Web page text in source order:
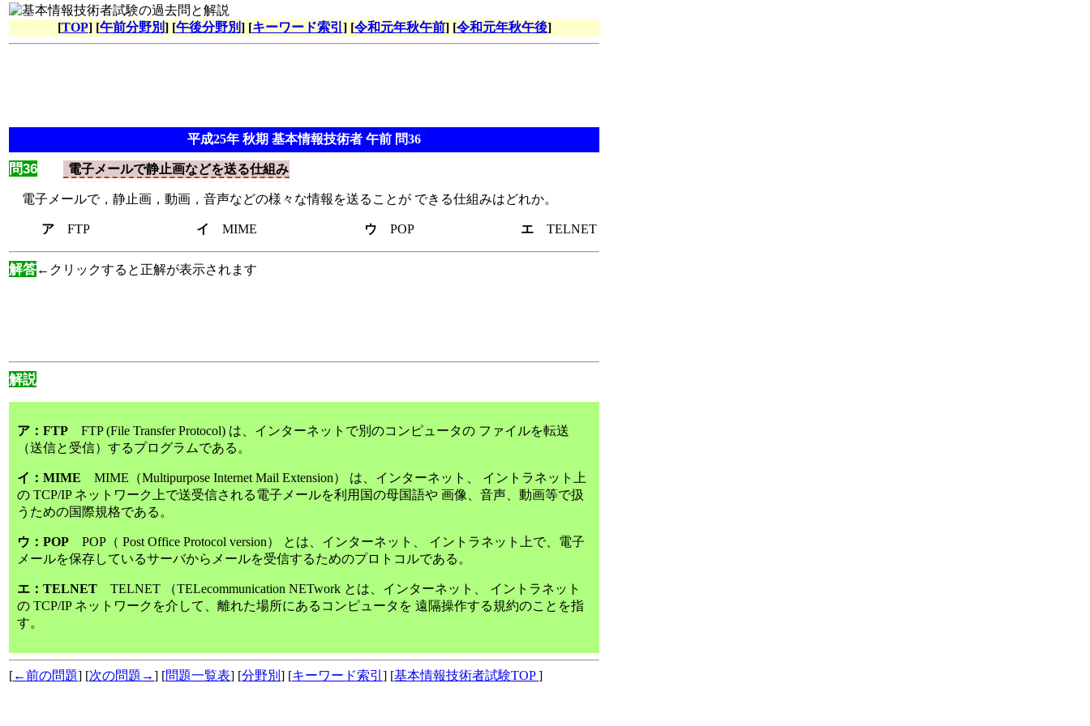
[TOP] [午前分野別] [午後分野別] [キーワード索引 ] [令和元年秋午前] [令和元年秋午後]
平成25年 秋期 基本情報技術者 午前 問36
問36 電子メールで静止画などを送る仕組み
電子メールで，静止画，動画，音声などの様々な情報を送ることが できる仕組みはどれか。
ア FTP イ MIME ウ POP エ TELNET
解答←クリックすると正解が表示されます
解説
ア：FTP FTP (File Transfer Protocol) は、インターネットで別のコンピュータの ファイルを転送
（送信と受信）するプログラムである。
イ：MIME MIME（Multipurpose Internet Mail Extension） は、インターネット、 イントラネット上
の TCP/IP ネットワーク上で送受信される電子メールを利用国の母国語や 画像、音声、動画等で扱
うための国際規格である。
ウ：POP POP（ Post Office Protocol version） とは、インターネット、 イントラネット上で、電子
メールを保存しているサーバからメールを受信するためのプロトコルである。
エ：TELNET TELNET （TELecommunication NETwork とは、インターネット、 イントラネット
の TCP/IP ネットワークを介して、離れた場所にあるコンピュータを 遠隔操作する規約のことを指
す。
[←前の問題] [次の問題→] [問題一覧表] [分野別 ] [キーワード索引 ] [基本情報技術者試験TOP]